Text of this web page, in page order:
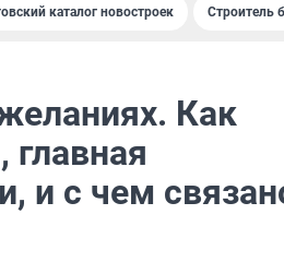
каталог новостроек Строитель
Как
главная
и с чем